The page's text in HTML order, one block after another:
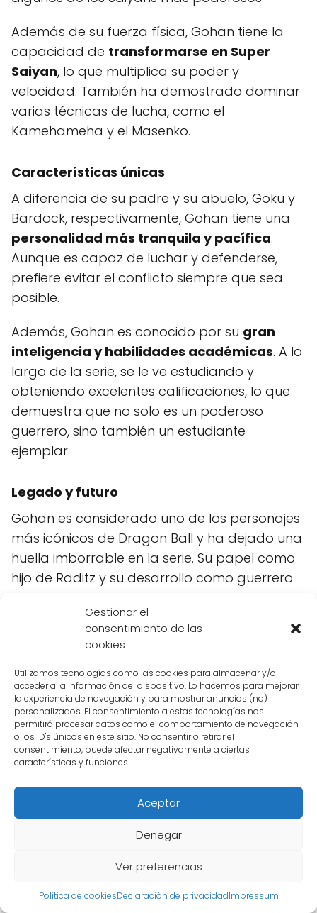
Gestionar el
consentimiento de las
cookies
Utilizamos tecnologías como las cookies para almacenar y/o
acceder a la información del dispositivo. Lo hacemos para mejorar
la experiencia de navegación y para mostrar anuncios (no)
personalizados. El consentimiento a estas tecnologías nos
permitirá procesar datos como el comportamiento de navegación
o los ID's únicos en este sitio. No consentir o retirar el
consentimiento, puede afectar negativamente a ciertas
características y funciones.
Aceptar
Denegar
Ver preferencias
Política de cookiesDeclaración de privacidadImpressum
Además de su fuerza física, Gohan tiene la
capacidad de transformarse en Super
Saiyan, lo que multiplica su poder y
velocidad. También ha demostrado dominar
varias técnicas de lucha, como el
Kamehameha y el Masenko.
Características únicas
A diferencia de su padre y su abuelo, Goku y
Bardock, respectivamente, Gohan tiene una
personalidad más tranquila y pacífica.
Aunque es capaz de luchar y defenderse,
prefiere evitar el conflicto siempre que sea
posible.
Además, Gohan es conocido por su gran
inteligencia y habilidades académicas. A lo
largo de la serie, se le ve estudiando y
obteniendo excelentes calificaciones, lo que
demuestra que no solo es un poderoso
guerrero, sino también un estudiante
ejemplar.
Legado y futuro
Gohan es considerado uno de los personajes
más icónicos de Dragon Ball y ha dejado una
huella imborrable en la serie. Su papel como
hijo de Raditz y su desarrollo como guerrero
Si bien Gohan ha experimentado altibajos en
su poder y dedicación a la lucha, su legado
se mantiene intacto. Se espera que en futuras
entregas de la serie, Gohan continúe
demostrando su valía como uno de los
guerreros más importantes de Dragon Ball.
Cuál es el impacto de la
revelación de la identidad
del hijo de Raditz en la
trama de Dragon Ball
La revelación de la identidad del hijo de